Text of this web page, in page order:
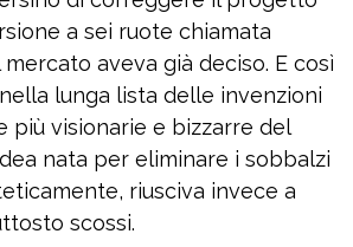
a sei ruote chiamata
aveva già deciso. E così
lunga lista delle invenzioni
più visionarie e bizzarre del
nata per eliminare i sobbalzi
riusciva invece a
scossi.